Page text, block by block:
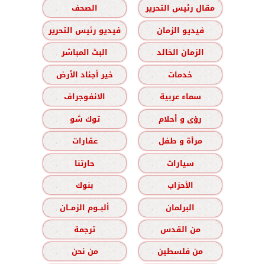
مقال رئيس التحرير
الصحف
فيديو الزمان
فيديو رئيس التحرير
الزمان الخالد
البث المباشر
خدمات
خير أجناد الأرض
سماء عربية
الانفوجراف
رؤى و أحلام
توك شو
مرأة و طفل
عقارات
سيارات
حارتنا
الأحزاب
بنوك
البرلمان
ألبــوم الزمــان
من القدس
ترجمة
من فلسطين
من نحن